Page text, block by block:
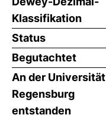
Klassifikation
Status
Begutachtet
An der Universität
Regensburg
entstanden